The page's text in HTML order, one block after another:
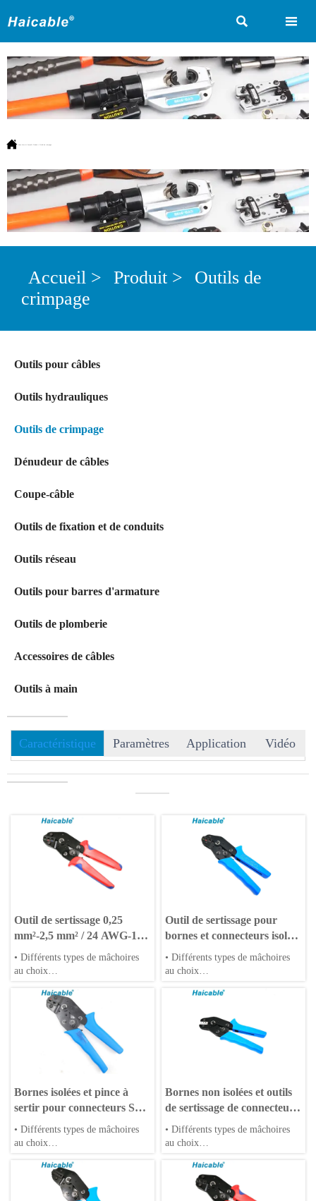
 
 Produit
Accueil > Produit >
Outils de
crimpage
Outils pour câbles
Outils hydrauliques
Outils de crimpage
Dénudeur de câbles
Coupe-câble
Outils de fixation et de conduits
Outils réseau
Outils pour barres d'armature
Outils de plomberie
Accessoires de câbles
Outils à main
Caractéristique Paramètres Application Vidéo
———
Outil de sertissage 0,25
mm²-2,5 mm² / 24 AWG-14
AWG LXN-02CSN
• Différents types de mâchoires
au choix
• Poignées en PP ou TPR
Outil de sertissage pour
bornes et connecteurs isolés
SN-02C
• Différents types de mâchoires
au choix
acceptées
Bornes isolées et pince à
sertir pour connecteurs SN-
0725
• Différents types de mâchoires
au choix
• Poignées en PP ou TPR
Bornes non isolées et outils
de sertissage de connecteurs
SN-025B
• Différents types de mâchoires
au choix
• Poignées en PP ou TPR